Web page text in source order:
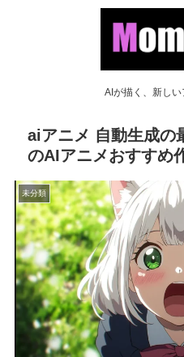
AIが描く、新しい
aiアニメ 自動生成の
のAIアニメおすすめ
未分類